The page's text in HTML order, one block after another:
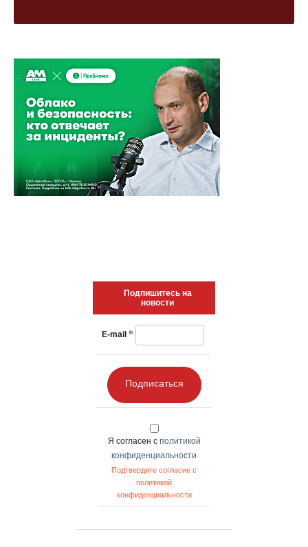
Подпишитесь на
новости
E-mail *
Подписаться
Я согласен с политикой
конфиденциальности
Подтвердите согласие с
политикой
конфиденциальности